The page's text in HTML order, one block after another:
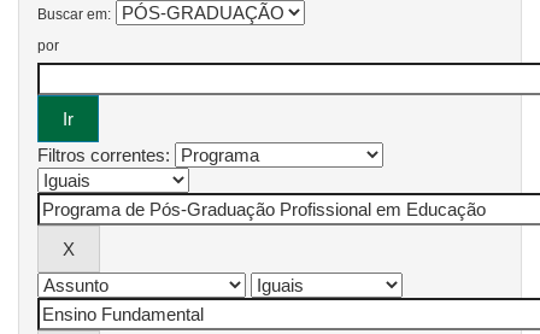
Buscar em:
por
Filtros correntes: